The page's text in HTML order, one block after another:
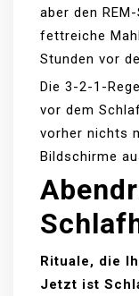
aber den
fettreiche
Stunden vor
Die 3-2-1-
vor dem
vorher nichts
Bildschirme
Rituale, die
Jetzt ist